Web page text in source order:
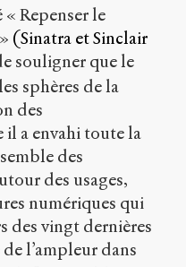
Repenser le
(Sinatra et Sinclair
souligner que le
sphères de la
des
il a envahi toute la
des
des usages,
numériques qui
des vingt dernières
l’ampleur dans